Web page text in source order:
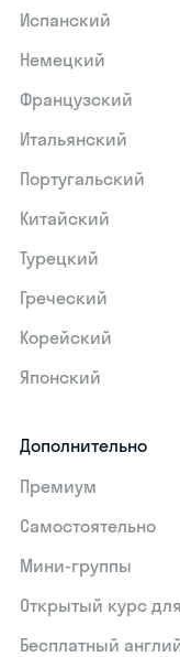
Испанский
Немецкий
Французский
Итальянский
Португальский
Китайский
Турецкий
Греческий
Корейский
Японский
Дополнительно
Премиум
Самостоятельно
Мини-группы
Открытый курс
Бесплатный